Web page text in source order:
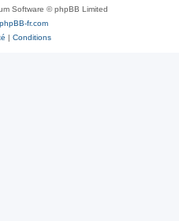
Software © phpBB Limited
phpBB-fr.com
| Conditions